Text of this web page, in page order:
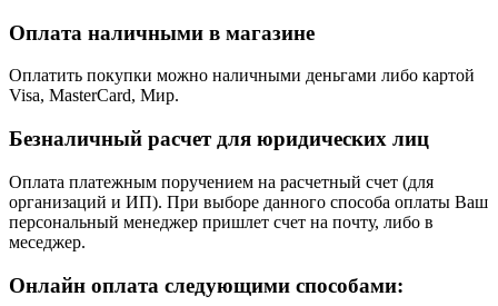
Оплата наличными в магазине
Оплатить покупки можно наличными деньгами либо картой
Visa, MasterCard, Мир.
Безналичный расчет для юридических лиц
Оплата платежным поручением на расчетный счет (для
организаций и ИП). При выборе данного способа оплаты Ваш
персональный менеджер пришлет счет на почту, либо в
меседжер.
Онлайн оплата следующими способами: